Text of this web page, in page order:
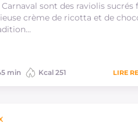
Carnaval sont des raviolis sucrés
crème de ricotta et de
min Kcal 251 LIRE